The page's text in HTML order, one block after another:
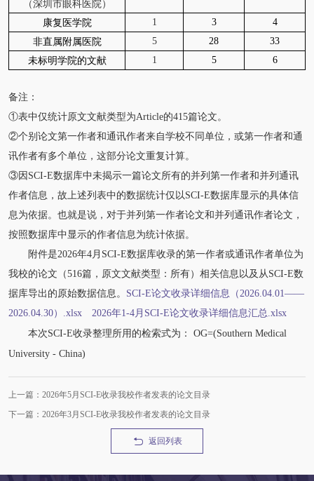
（深圳市眼科医院）
康复医学院 1 3
4
非直属附属医院
5 28
33
未标明学院的文献
1 5 6
备注：
①表中仅统计原文文献类型为Article的415篇论文。
②个别论文第一作者和通讯作者来自学校不同单位，或第一作者和通
讯作者有多个单位，这部分论文重复计算。
③因SCI-E数据库中未揭示一篇论文所有的并列第一作者和并列通讯
作者信息，故上述列表中的数据统计仅以SCI-E数据库显示的具体信
息为依据。也就是说，对于并列第一作者论文和并列通讯作者论文，
按照数据库中显示的作者信息为统计依据。
附件是2026年4月SCI-E数据库收录的第一作者或通讯作者单位为
我校的论文（516篇，原文文献类型：所有）相关信息以及从SCI-E数
据库导出的原始数据信息。 SCI-E论文收录详细信息（2026.04.01——
2026.04.30）.xlsx
2026年1-4月SCI-E论文收录详细信息汇总.xlsx
本次SCI-E收录整理所用的检索式为： OG=(Southern Medical
University - China)
上一篇：2026年5月SCI-E收录我校作者发表的论文目录
下一篇：2026年3月SCI-E收录我校作者发表的论文目录
返回列表